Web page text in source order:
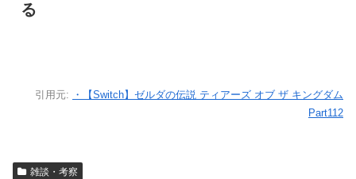
る
引用元:
・【Switch】ゼルダの伝説 ティアーズ オブ ザ キングダム
Part112
雑談・考察